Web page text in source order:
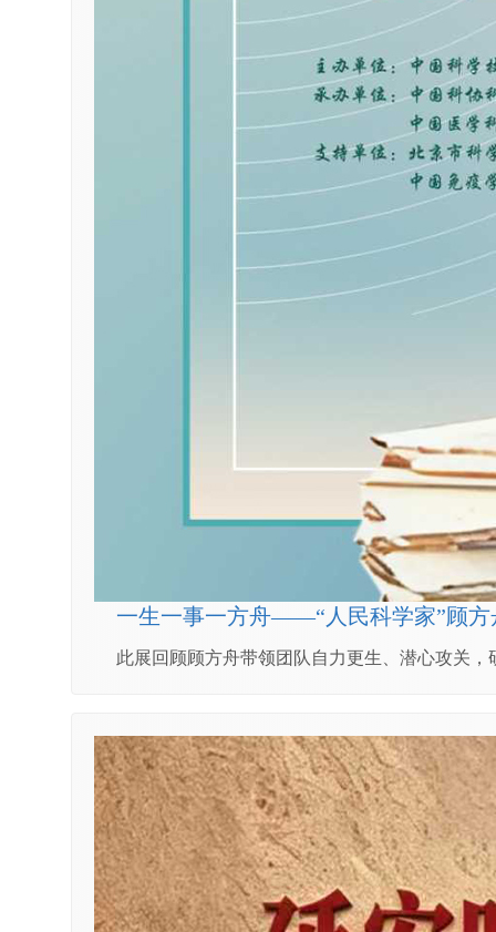
一生一事一方舟——“人民科学家”顾方
此展回顾顾方舟带领团队自力更生、潜心攻关